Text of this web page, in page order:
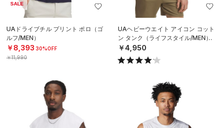
SALE
UAドライブチル プリント ポロ（ゴ
ルフ/MEN）
￥8,393 30%OFF
￥11,990
UAヘビーウエイト アイコン コット
ン タンク（ライフスタイル/MEN）
￥4,950